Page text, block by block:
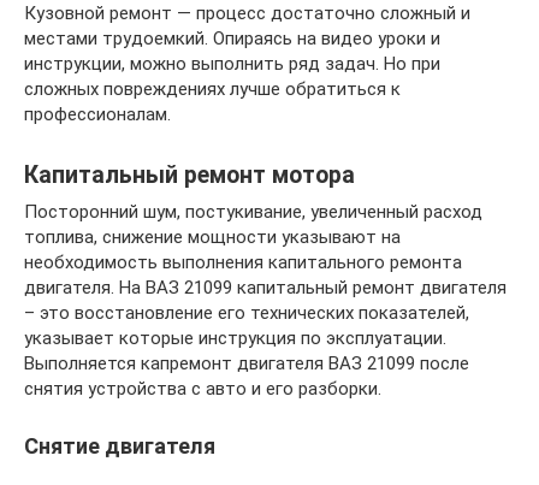
Кузовной ремонт — процесс достаточно сложный и
местами трудоемкий. Опираясь на видео уроки и
инструкции, можно выполнить ряд задач. Но при
сложных повреждениях лучше обратиться к
профессионалам.
Капитальный ремонт мотора
Посторонний шум, постукивание, увеличенный расход
топлива, снижение мощности указывают на
необходимость выполнения капитального ремонта
двигателя. На ВАЗ 21099 капитальный ремонт двигателя
– это восстановление его технических показателей,
указывает которые инструкция по эксплуатации.
Выполняется капремонт двигателя ВАЗ 21099 после
снятия устройства с авто и его разборки.
Снятие двигателя